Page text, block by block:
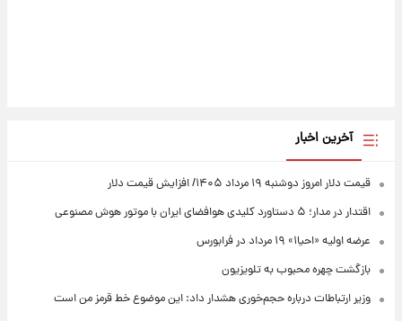
آخرین اخبار
قیمت دلار امروز دوشنبه ۱۹ مرداد ۱۴۰۵/ افزایش قیمت دلار
اقتدار در مدار؛ ۵ دستاورد کلیدی هوافضای ایران با موتور هوش مصنوعی
عرضه اولیه «احیا۱» ۱۹ مرداد در فرابورس
بازگشت چهره محبوب به تلویزیون
وزیر ارتباطات درباره حجم‌خوری هشدار داد: این موضوع خط قرمز من است